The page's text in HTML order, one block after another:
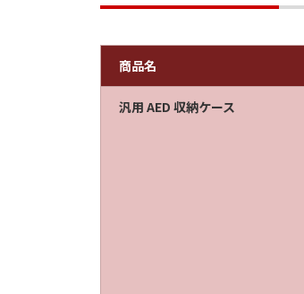
商品名
汎用 AED 収納ケース